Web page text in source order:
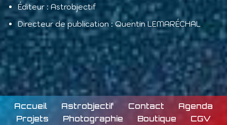
Éditeur : Astrobjectif
Directeur de publication : Quentin LEMARÉCHAL
Accueil Astrobjectif Contact
Agenda
Projets
Photographie Boutique
CGV